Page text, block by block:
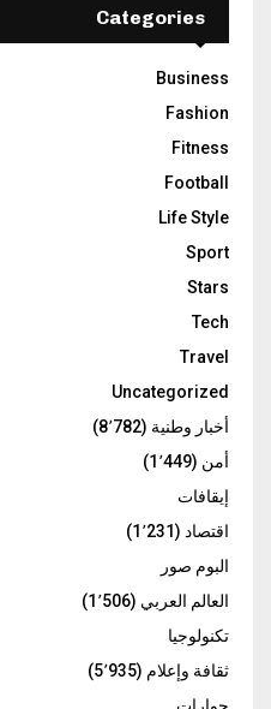
Categories
Business
Fashion
Fitness
Football
Life Style
Sport
Stars
Tech
Travel
Uncategorized
أخبار وطنية (8٬782)
أمن (1٬449)
إيقافات
اقتصاد (1٬231)
البوم صور
العالم العربي (1٬506)
تكنولوجيا
ثقافة وإعلام (5٬935)